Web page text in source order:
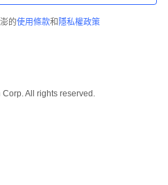
的使用條款和 隱私權政策
All rights reserved.